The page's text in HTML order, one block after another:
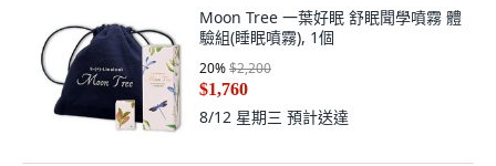
驗組(睡眠噴霧), 1個
20%$2,200
$1,760
8/12 星期三